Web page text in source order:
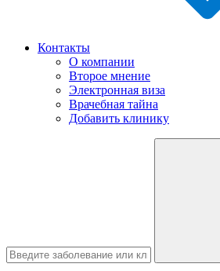
Контакты
О компании
Второе мнение
Электронная виза
Врачебная тайна
Добавить клинику